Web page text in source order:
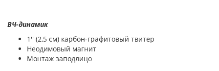
ВЧ-динамик
1′′ (2,5 см) карбон-графитовый твитер
Неодимовый магнит
Монтаж заподлицо